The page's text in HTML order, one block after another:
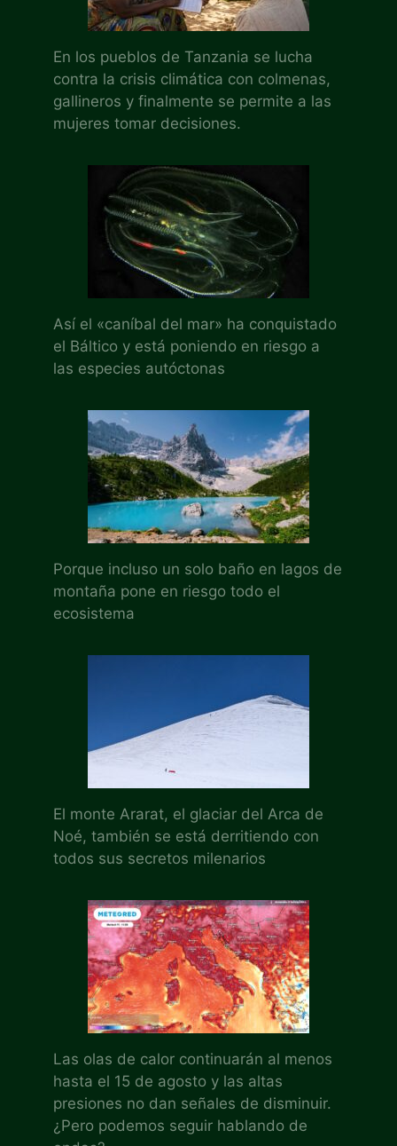
En los pueblos de Tanzania se lucha
contra la crisis climática con colmenas,
gallineros y finalmente se permite a las
mujeres tomar decisiones.
Así el «caníbal del mar» ha conquistado
el Báltico y está poniendo en riesgo a
las especies autóctonas
Porque incluso un solo baño en lagos de
montaña pone en riesgo todo el
ecosistema
El monte Ararat, el glaciar del Arca de
Noé, también se está derritiendo con
todos sus secretos milenarios
Las olas de calor continuarán al menos
hasta el 15 de agosto y las altas
presiones no dan señales de disminuir.
¿Pero podemos seguir hablando de